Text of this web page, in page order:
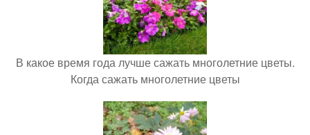
В какое время года лучше сажать многолетние цветы.
Когда сажать многолетние цветы